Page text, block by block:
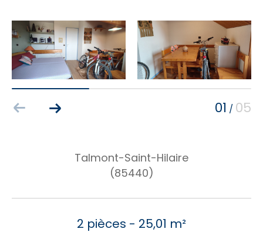
01 / 05
Talmont-Saint-Hilaire
(85440)
2 pièces - 25,01 m²
AFFINER LES CRITÈRES
TERRASSE PARKING PISCINE
FILTRER PAR
RECHERCHER